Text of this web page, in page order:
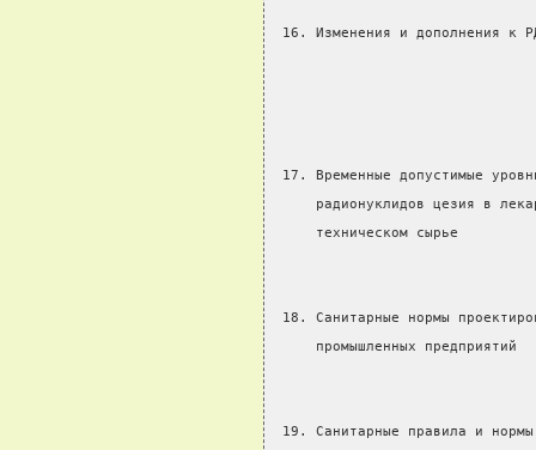
16. Изменения и
17. Временные допустимые
радионуклидов цезия в
техническом сырье
18. Санитарные нормы
     промышленных предприятий
19. Санитарные правила и